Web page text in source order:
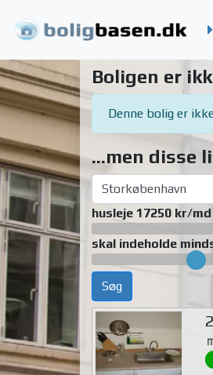
Boligen er
Denne bolig er
...men disse
husleje 17250 kr/md
skal indeholde
Søg